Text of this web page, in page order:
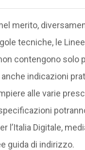
merito,
tecniche, le
contengono solo
indicazioni
alle varie
l’Italia Digitale,
guida di indirizzo.